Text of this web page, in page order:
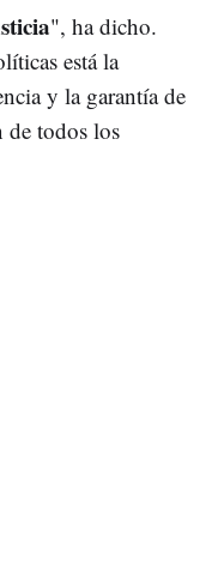
", ha dicho.
está la
y la garantía de
de todos los